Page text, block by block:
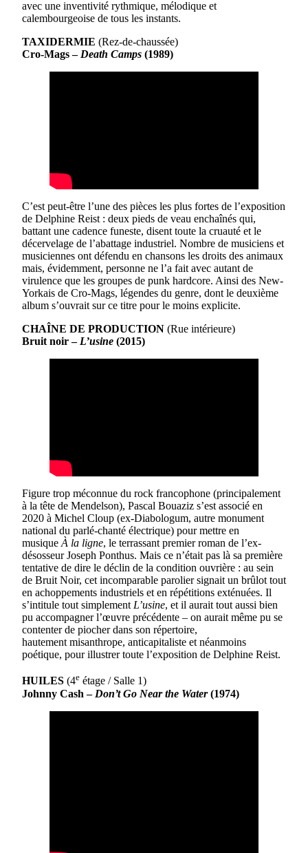
avec une inventivité rythmique, mélodique et
calembourgeoise de tous les instants.
TAXIDERMIE (Rez-de-chaussée)
Cro-Mags – Death Camps (1989)
C’est peut-être l’une des pièces les plus fortes de l’exposition
de Delphine Reist : deux pieds de veau enchaînés qui,
battant une cadence funeste, disent toute la cruauté et le
décervelage de l’abattage industriel. Nombre de musiciens et
musiciennes ont défendu en chansons les droits des animaux
mais, évidemment, personne ne l’a fait avec autant de
virulence que les groupes de punk hardcore. Ainsi des New-
Yorkais de Cro-Mags, légendes du genre, dont le deuxième
album s’ouvrait sur ce titre pour le moins explicite.
CHAÎNE DE PRODUCTION (Rue intérieure)
Bruit noir – L’usine (2015)
Figure trop méconnue du rock francophone (principalement
à la tête de Mendelson), Pascal Bouaziz s’est associé en
2020 à Michel Cloup (ex-Diabologum, autre monument
national du parlé-chanté électrique) pour mettre en
musique À la ligne, le terrassant premier roman de l’ex-
désosseur Joseph Ponthus. Mais ce n’était pas là sa première
tentative de dire le déclin de la condition ouvrière : au sein
de Bruit Noir, cet incomparable parolier signait un brûlot tout
en achoppements industriels et en répétitions exténuées. Il
s’intitule tout simplement L’usine, et il aurait tout aussi bien
pu accompagner l’œuvre précédente – on aurait même pu se
contenter de piocher dans son répertoire,
hautement misanthrope, anticapitaliste et néanmoins
poétique, pour illustrer toute l’exposition de Delphine Reist.
HUILES (4e étage / Salle 1)
Johnny Cash – Don’t Go Near the Water(1974)